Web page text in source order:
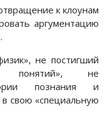
к клоунам
аргументацию
не постигший
понятий», не
познания и
свою «специальную